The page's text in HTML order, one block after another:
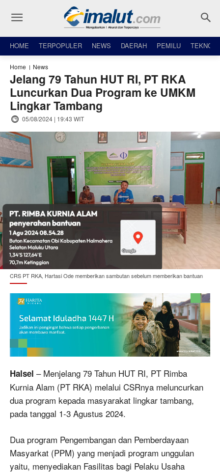
HOME TERPOPULER NEWS DAERAH PEMILU TEKNO
Home News
Jelang 79 Tahun HUT RI, PT RKA
Luncurkan Dua Program ke UMKM
Lingkar Tambang
05/08/2024 | 19:43 WIT
CRS PT RKA, Hartasi Ode memberikan sambutan sebelum memberikan bantuan
Halsel – Menjelang 79 Tahun HUT RI, PT Rimba
Kurnia Alam (PT RKA) melalui CSRnya meluncurkan
dua program kepada masyarakat lingkar tambang,
pada tanggal 1-3 Agustus 2024.
Dua program Pengembangan dan Pemberdayaan
Masyarkat (PPM) yang menjadi program unggulan
yaitu, menyediakan Fasilitas bagi Pelaku Usaha